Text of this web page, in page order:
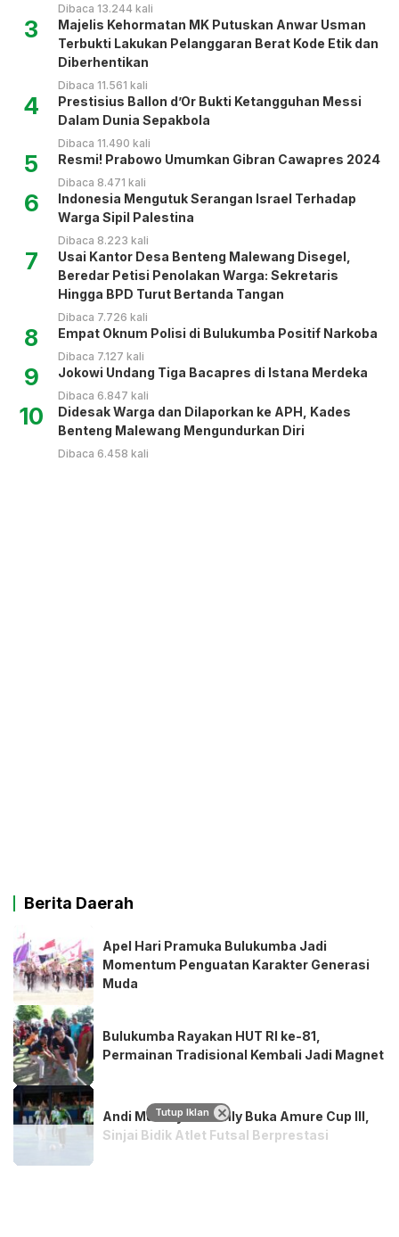
Dibaca 13.244 kali
3
Majelis Kehormatan MK Putuskan Anwar Usman
Terbukti Lakukan Pelanggaran Berat Kode Etik dan
Diberhentikan
Dibaca 11.561 kali
4
Prestisius Ballon d’Or Bukti Ketangguhan Messi
Dalam Dunia Sepakbola
Dibaca 11.490 kali
5 Resmi! Prabowo Umumkan Gibran Cawapres 2024
Dibaca 8.471 kali
6
Indonesia Mengutuk Serangan Israel Terhadap
Warga Sipil Palestina
Dibaca 8.223 kali
7
Usai Kantor Desa Benteng Malewang Disegel,
Beredar Petisi Penolakan Warga: Sekretaris
Hingga BPD Turut Bertanda Tangan
Dibaca 7.726 kali
8 Empat Oknum Polisi di Bulukumba Positif Narkoba
Dibaca 7.127 kali
9 Jokowi Undang Tiga Bacapres di Istana Merdeka
Dibaca 6.847 kali
10
Didesak Warga dan Dilaporkan ke APH, Kades
Benteng Malewang Mengundurkan Diri
Dibaca 6.458 kali
Berita Daerah
Apel Hari Pramuka Bulukumba Jadi
Momentum Penguatan Karakter Generasi
Muda
Bulukumba Rayakan HUT RI ke-81,
Permainan Tradisional Kembali Jadi Magnet
Andi Muawiyah Ramly Buka Amure Cup III,
Sinjai Bidik Atlet Futsal Berprestasi
Tutup Iklan